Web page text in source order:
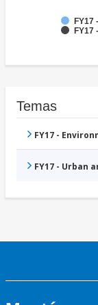
FY17
FY17
Temas
FY17 -
FY17 - Urban